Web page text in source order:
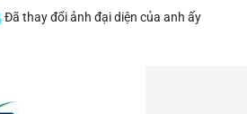
Đã thay đổi ảnh đại diện của anh ấy